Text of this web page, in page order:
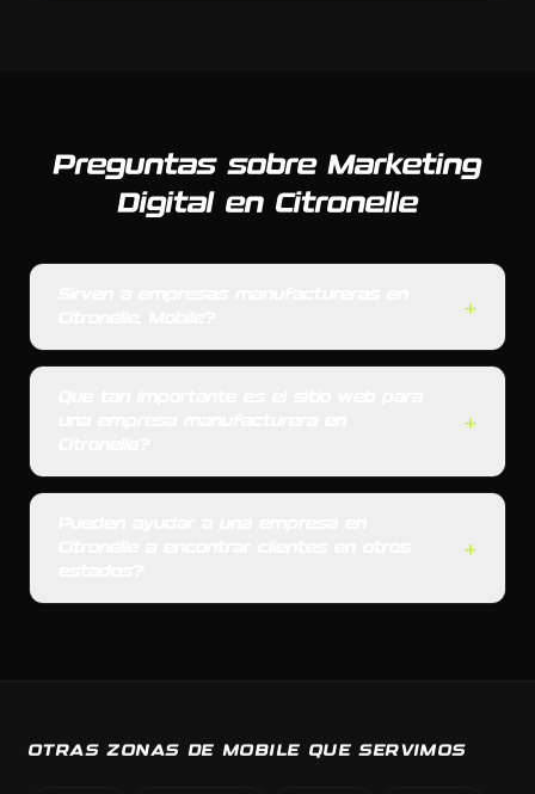
Preguntas sobre Marketing
Digital en Citronelle
+
+
+
OTRAS ZONAS DE MOBILE QUE SERVIMOS